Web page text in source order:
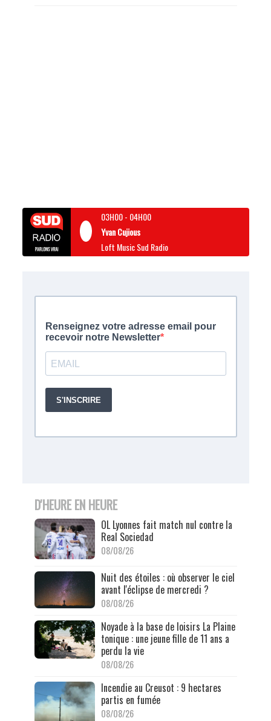
03H00- 04H00
Yvan Cujious
Loft Music Sud Radio
D'HEURE EN HEURE
OL Lyonnes fait match nul contre la
Real Sociedad
08/08/26
Nuit des étoiles : où observer le ciel
avant l'éclipse de mercredi ?
08/08/26
Noyade à la base de loisirs La Plaine
tonique : une jeune fille de 11 ans a
perdu la vie
08/08/26
Incendie au Creusot : 9 hectares
partis en fumée
08/08/26